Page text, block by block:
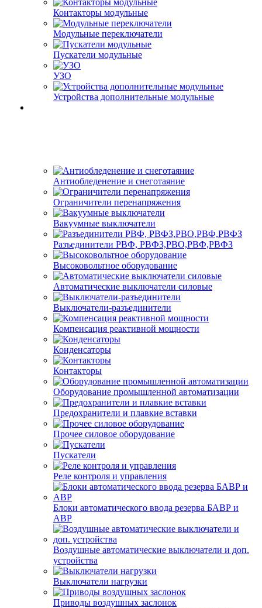
Контакторы модульные
Модульные переключатели
Пускатели модульные
УЗО
Устройства дополнительные модульные
Антиобледенение и снеготаяние
Ограничители перенапряжения
Вакуумные выключатели
Разъединители РВФ, РВФЗ,РВО,РВФ,РВФЗ
Высоковольтное оборудование
Автоматические выключатели cиловые
Выключатели-разъединители
Компенсация реактивной мощности
Конденсаторы
Контакторы
Оборудование промышленной автоматизации
Предохранители и плавкие вставки
Прочее силовое оборудование
Пускатели
Реле контроля и управления
Блоки автоматического ввода резерва БАВР и
АВР
Воздушные автоматические выключатели и доп.
устройства
Выключатели нагрузки
Приводы воздушных заслонок